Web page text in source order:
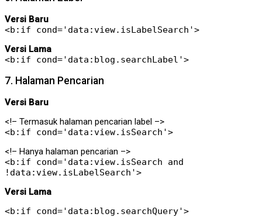
Versi Baru
<b:if cond='data:view.isLabelSearch'>
Versi Lama
<b:if cond='data:blog.searchLabel'>
7. Halaman Pencarian
Versi Baru
<!– Termasuk halaman pencarian label –>
<b:if cond='data:view.isSearch'>
<!– Hanya halaman pencarian –>
<b:if cond='data:view.isSearch and
!data:view.isLabelSearch'>
Versi Lama
<b:if cond='data:blog.searchQuery'>